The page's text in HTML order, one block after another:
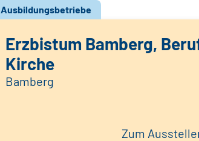
Ausbildungsbetriebe
Erzbistum Bamberg,
Kirche
Bamberg
Zum